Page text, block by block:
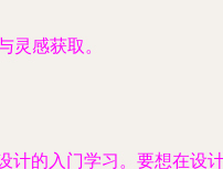
灵感获取。
计的入门学习。要想在设